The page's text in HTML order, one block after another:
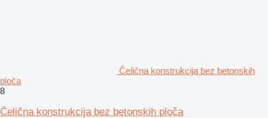
Čelična konstrukcija bez betonskih
ploča
8
Čelična konstrukcija bez betonskih ploča